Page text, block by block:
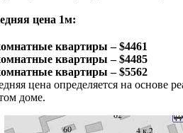
цена 1м:
квартиры – $4461
квартиры – $4485
квартиры – $5562
цена определяется на основе
доме.